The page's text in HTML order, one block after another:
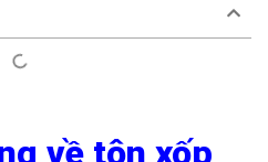
về tôn xốp